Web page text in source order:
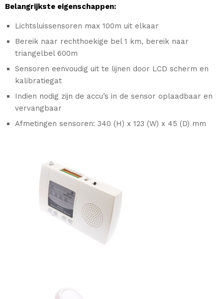
Belangrijkste eigenschappen:
Lichtsluissensoren max 100m uit elkaar
Bereik naar rechthoekige bel 1 km, bereik naar
triangelbel 600m
Sensoren eenvoudig uit te lijnen door LCD scherm en
kalibratiegat
Indien nodig zijn de accu’s in de sensor oplaadbaar en
vervangbaar
Afmetingen sensoren: 340 (H) x 123 (W) x 45 (D) mm